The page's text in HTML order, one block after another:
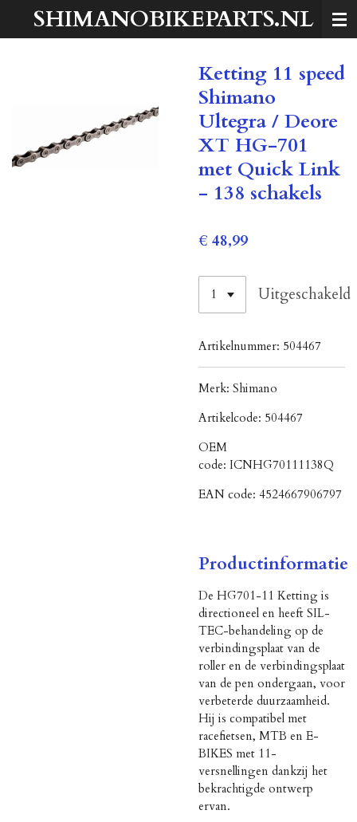
SHIMANOBIKEPARTS.NL
Ketting 11 speed
Shimano
Ultegra / Deore
XT HG-701
met Quick Link
- 138 schakels
€ 48,99
Uitgeschakeld
Artikelnummer: 504467
Merk: Shimano
Artikelcode: 504467
OEM
code: ICNHG70111138Q
EAN code: 4524667906797
Productinformatie
De HG701-11 Ketting is
directioneel en heeft SIL-
TEC-behandeling op de
verbindingsplaat van de
roller en de verbindingsplaat
van de pen ondergaan, voor
verbeterde duurzaamheid.
Hij is compatibel met
racefietsen, MTB en E-
BIKES met 11-
versnellingen dankzij het
bekrachtigde ontwerp
ervan.